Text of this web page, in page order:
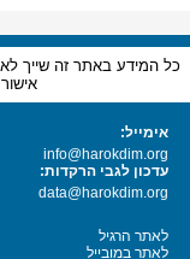
כל המידע באתר זה שייך
אימייל:
info@harokdim.org
עדכון לגבי הרקדות:
data@harokdim.org
לאתר הרגיל
לאתר במובייל